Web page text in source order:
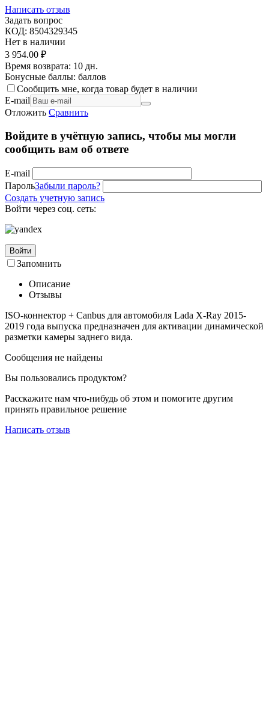
Написать отзыв
Задать вопрос
КОД: 8504329345
Нет в наличии
3 954.00 ₽
Время возврата: 10 дн.
Бонусные баллы: баллов
Сообщить мне, когда товар будет в наличии
E-mail
Отложить Сравнить
Войдите в учётную запись, чтобы мы могли
сообщить вам об ответе
E-mail
ПарольЗабыли пароль?
Создать учетную запись
Войти через соц. сеть:
Войти
Запомнить
Описание
Отзывы
ISO-коннектор + Canbus для автомобиля Lada X-Ray 2015-
2019 года выпуска предназначен для активации динамической
разметки камеры заднего вида.
Сообщения не найдены
Вы пользовались продуктом?
Расскажите нам что-нибудь об этом и помогите другим
принять правильное решение
Написать отзыв